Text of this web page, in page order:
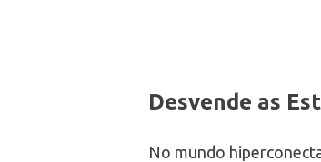
Desvende as
No mundo